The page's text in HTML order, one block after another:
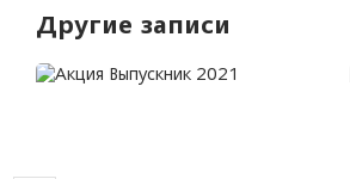
Другие записи